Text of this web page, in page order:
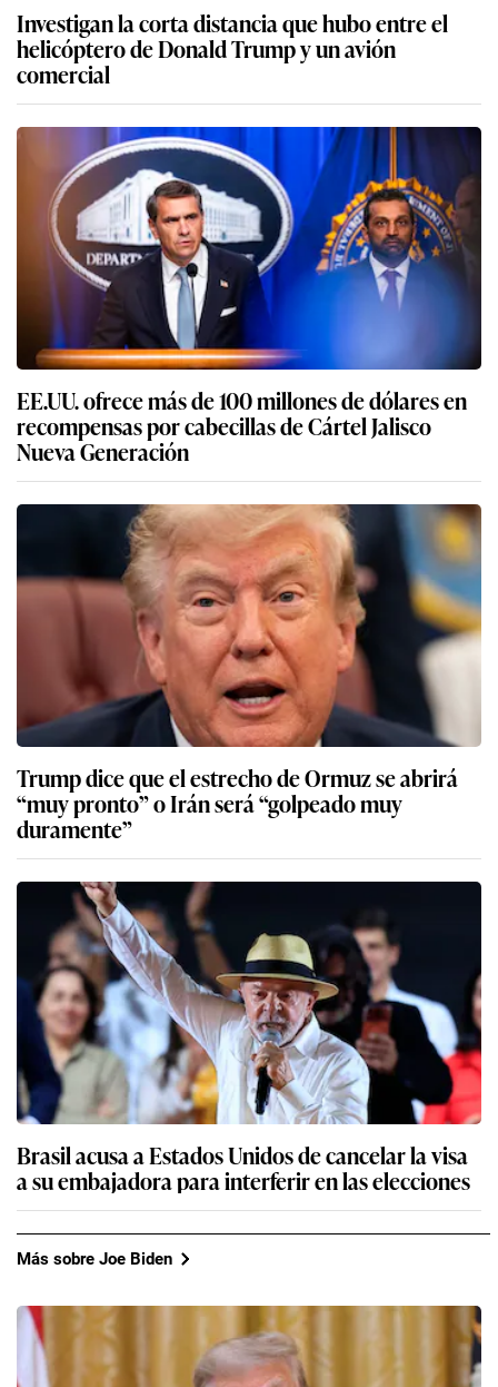
Investigan la corta distancia que hubo entre el
helicóptero de Donald Trump y un avión
comercial
EE.UU. ofrece más de 100 millones de dólares en
recompensas por cabecillas de Cártel Jalisco
Nueva Generación
Trump dice que el estrecho de Ormuz se abrirá
“muy pronto” o Irán será “golpeado muy
duramente”
Brasil acusa a Estados Unidos de cancelar la visa
a su embajadora para interferir en las elecciones
Más sobre Joe Biden